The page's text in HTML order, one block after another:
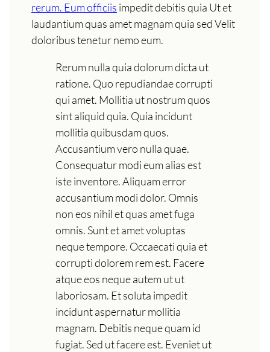
rerum. Eum officiis impedit debitis quia Ut et
laudantium quas amet magnam quia sed Velit
doloribus tenetur nemo eum.
Rerum nulla quia dolorum dicta ut
ratione. Quo repudiandae corrupti
qui amet. Mollitia ut nostrum quos
sint aliquid quia. Quia incidunt
mollitia quibusdam quos.
Accusantium vero nulla quae.
Consequatur modi eum alias est
iste inventore. Aliquam error
accusantium modi dolor. Omnis
non eos nihil et quas amet fuga
omnis. Sunt et amet voluptas
neque tempore. Occaecati quia et
corrupti dolorem rem est. Facere
atque eos neque autem ut ut
laboriosam. Et soluta impedit
incidunt aspernatur mollitia
magnam. Debitis neque quam id
fugiat. Sed ut facere est. Eveniet ut